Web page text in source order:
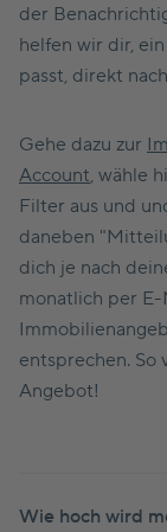
der
helfen wir dir,
passt, direkt
Gehe dazu zur
Account, wähle
Filter aus und
daneben
dich je nach
monatlich per
entsprechen. So
Angebot!
Wie hoch wird